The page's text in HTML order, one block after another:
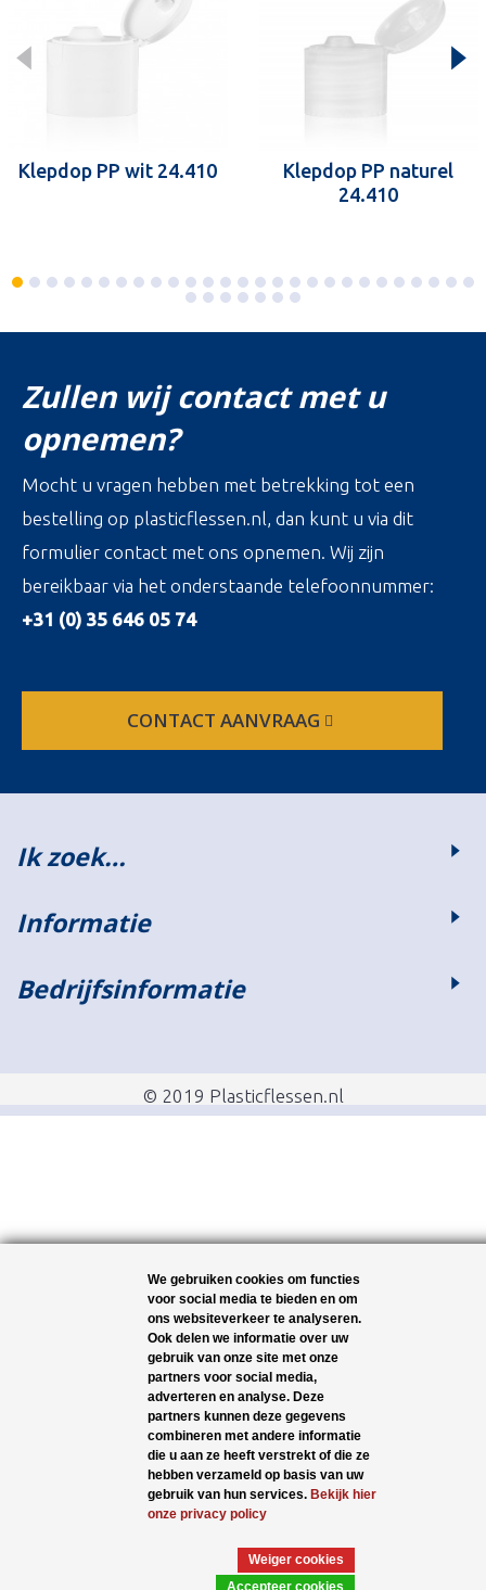
Klepdop PP wit 24.410
Klepdop PP naturel
24.410
Zullen wij contact met u
opnemen?
Mocht u vragen hebben met betrekking tot een
bestelling op plasticflessen.nl, dan kunt u via dit
formulier contact met ons opnemen. Wij zijn
bereikbaar via het onderstaande telefoonnummer:
+31 (0) 35 646 05 74
CONTACT AANVRAAG
Ik zoek…
Informatie
Bedrijfsinformatie
© 2019 Plasticflessen.nl
We gebruiken cookies om functies
voor social media te bieden en om
ons websiteverkeer te analyseren.
Ook delen we informatie over uw
gebruik van onze site met onze
partners voor social media,
adverteren en analyse. Deze
partners kunnen deze gegevens
combineren met andere informatie
die u aan ze heeft verstrekt of die ze
hebben verzameld op basis van uw
gebruik van hun services. Bekijk hier
onze privacy policy
Weiger cookies
Accepteer cookies